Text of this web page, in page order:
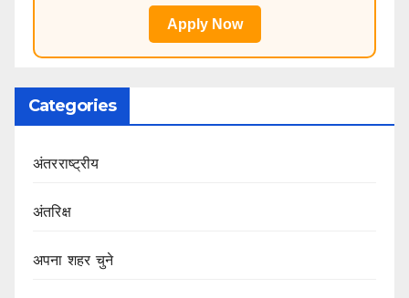
Apply Now
Categories
अंतरराष्ट्रीय
अंतरिक्ष
अपना शहर चुने